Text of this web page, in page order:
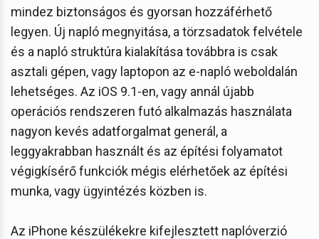
mindez biztonságos és gyorsan hozzáférhető
legyen. Új napló megnyitása, a törzsadatok felvétele
és a napló struktúra kialakítása továbbra is csak
asztali gépen, vagy laptopon az e-napló weboldalán
lehetséges. Az iOS 9.1-en, vagy annál újabb
operációs rendszeren futó alkalmazás használata
nagyon kevés adatforgalmat generál, a
leggyakrabban használt és az építési folyamatot
végigkísérő funkciók mégis elérhetőek az építési
munka, vagy ügyintézés közben is.
Az iPhone készülékekre kifejlesztett naplóverzió